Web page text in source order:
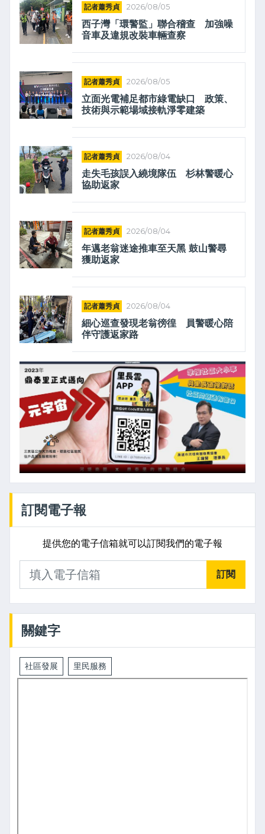
記者蕭秀貞 2026/08/05
西子灣「環警監」聯合稽查 加強噪
音車及違規改裝車輛查察
記者蕭秀貞 2026/08/05
立面光電補足都市綠電缺口 政策、
技術與示範場域接軌淨零建築
記者蕭秀貞 2026/08/04
走失毛孩誤入繞境隊伍 杉林警暖心
協助返家
記者蕭秀貞 2026/08/04
年邁老翁迷途推車至天黑 鼓山警尋
獲助返家
記者蕭秀貞 2026/08/04
細心巡查發現老翁徬徨 員警暖心陪
伴守護返家路
訂閱電子報
提供您的電子信箱就可以訂閱我們的電子報
訂閱
關鍵字
社區發展 里民服務